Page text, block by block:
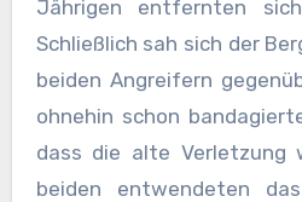
Jährigen entfernten
Schließlich sah sich der
beiden Angreifern
ohnehin schon
dass die alte Verletzung
beiden entwendeten